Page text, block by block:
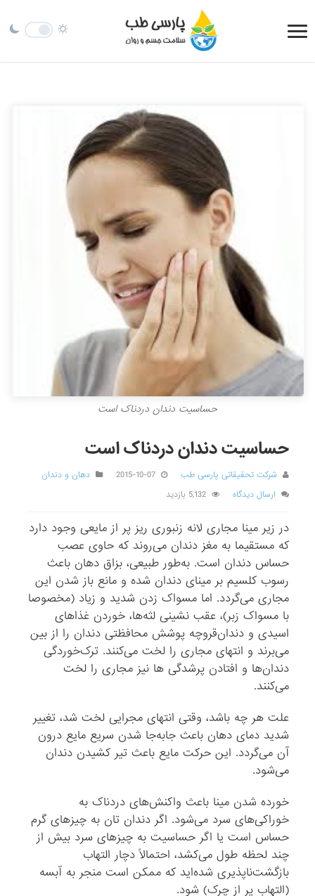
حساسیت دندان دردناک است
حساسیت دندان دردناک است
شرکت تحقیقاتی پارسی طب 2015-10-07
دهان و دندان
ارسال دیدگاه
5,132 بازدید
در زیر مینا مجاری لانه زنبوری ریز پر از مایعی وجود دارد
که مستقیما به مغز دندان می‌روند که حاوی عصب
حساس دندان است. به‌طور طبیعی، بزاق دهان باعث
رسوب کلسیم بر مینای دندان شده و مانع باز شدن این
مجاری می‌گردد. اما مسواک زدن شدید و زیاد (مخصوصا
با مسواک زبر)، عقب نشینی لثه‌ها، خوردن غذاهای
اسیدی و دندان‌قروچه پوشش محافظتی دندان را از بین
می‌برند و انتهای مجاری را لخت می‌کنند. ترک‌خوردگی
دندان‌ها و افتادن پرشدگی ‌ها نیز مجاری را لخت
می‌کنند.
علت هر چه باشد، وقتی انتهای مجرایی لخت شد، تغییر
شدید دمای دهان باعث جابه‌جا شدن سریع مایع درون
آن می‌گردد. این حرکت مایع باعث تیر کشیدن دندان
می‌شود.
خورده شدن مینا باعث واکنش‌های دردناک به
خوراکی‌های سرد می‌شود. اگر دندان تان به چیزهای گرم
حساس است یا اگر حساسیت به چیزهای سرد بیش از
چند لحظه طول می‌کشد، احتمالاً دچار التهاب
بازگشت‌ناپذیری شده‌اید که ممکن است منجر به آبسه
(التهاب پر از چرک) شود.